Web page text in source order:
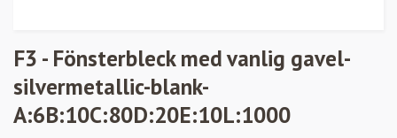
F3 - Fönsterbleck med vanlig gavel-
silvermetallic-blank-
A:6B:10C:80D:20E:10L:1000